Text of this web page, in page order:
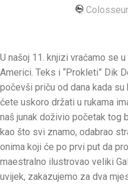
U našoj 11. knjizi vraćamo se u
Americi. Teks i “Prokleti” Dik
počevši priču od dana kada
ćete uskoro držati u rukama
naš junak doživio početak tog
kao što svi znamo, odabrao
onima koji će po prvi put da
maestralno ilustrovao veliki
uvijek, zakazujemo za dva